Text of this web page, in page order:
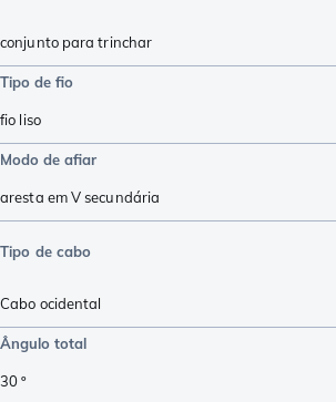
conjunto para trinchar
Tipo de fio
fio liso
Modo de afiar
aresta em V secundária
Tipo de cabo
Cabo ocidental
Ângulo total
30º